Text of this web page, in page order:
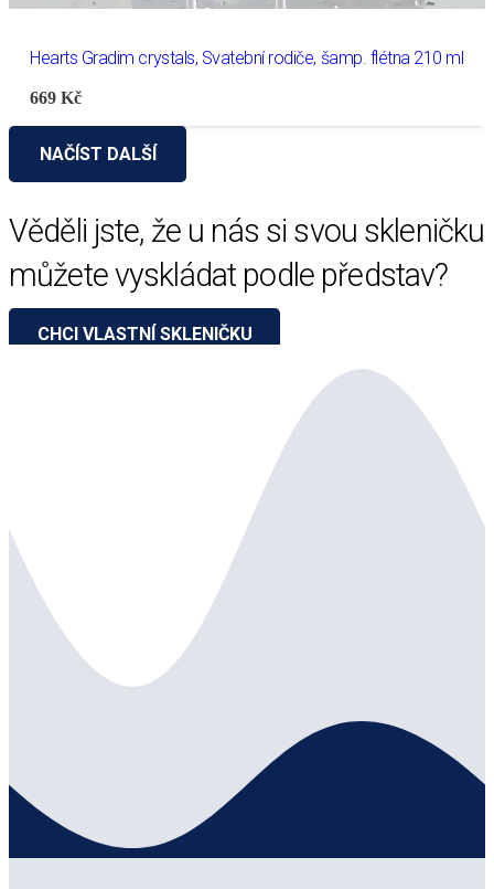
Hearts Gradim crystals, Svatební rodiče, šamp. flétna 210 ml
669Kč
NAČÍST DALŠÍ
Věděli jste, že u nás si svou skleničku
můžete vyskládat podle představ?
CHCI VLASTNÍ SKLENIČKU